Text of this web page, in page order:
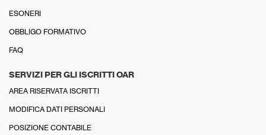
ESONERI
OBBLIGO FORMATIVO
FAQ
SERVIZI PER GLI ISCRITTI OAR
AREA RISERVATA ISCRITTI
MODIFICA DATI PERSONALI
POSIZIONE CONTABILE